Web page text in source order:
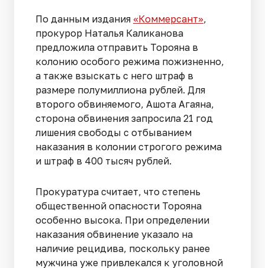
По данным издания «Коммерсант»,
прокурор Наталья Каликанова
предложила отправить Торояна в
колонию особого режима пожизненно,
а также взыскать с него штраф в
размере полумиллиона рублей. Для
второго обвиняемого, Ашота Агаяна,
сторона обвинения запросила 21 год
лишения свободы с отбыванием
наказания в колонии строгого режима
и штраф в 400 тысяч рублей.
Прокуратура считает, что степень
общественной опасности Торояна
особенно высока. При определении
наказания обвинение указало на
наличие рецидива, поскольку ранее
мужчина уже привлекался к уголовной